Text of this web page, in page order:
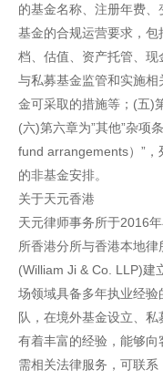
的基金名称、注册年费
基金的合规运营要求，
档、估值、资产托管、
与私募基金监管和实施
金可采取的措施等；(五)
(六)第六章为”其他”杂项
fund arrangements）”
的非基金安排。
关于天元香港
天元律师事务所于2016
所香港分所与香港本地
(William Ji & Co. LLP)建
场领域具备多年执业经
队，在境外基金设立、
有着丰富的经验，能够
需相关法律服务，可联系